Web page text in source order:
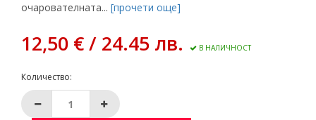
очарователната... [прочети още]
12,50 € / 24.45 лв. В НАЛИЧНОСТ
Количество: